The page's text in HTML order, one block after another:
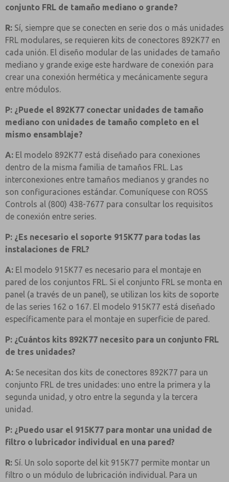
conjunto FRL de tamaño mediano o grande?
R: Sí, siempre que se conecten en serie dos o más unidades
FRL modulares, se requieren kits de conectores 892K77 en
cada unión. El diseño modular de las unidades de tamaño
mediano y grande exige este hardware de conexión para
crear una conexión hermética y mecánicamente segura
entre módulos.
P: ¿Puede el 892K77 conectar unidades de tamaño
mediano con unidades de tamaño completo en el
mismo ensamblaje?
A: El modelo 892K77 está diseñado para conexiones
dentro de la misma familia de tamaños FRL. Las
interconexiones entre tamaños medianos y grandes no
son configuraciones estándar. Comuníquese con ROSS
Controls al (800) 438-7677 para consultar los requisitos
de conexión entre series.
P: ¿Es necesario el soporte 915K77 para todas las
instalaciones de FRL?
A: El modelo 915K77 es necesario para el montaje en
pared de los conjuntos FRL. Si el conjunto FRL se monta en
panel (a través de un panel), se utilizan los kits de soporte
de las series 162 o 167. El modelo 915K77 está diseñado
específicamente para el montaje en superficie de pared.
P: ¿Cuántos kits 892K77 necesito para un conjunto FRL
de tres unidades?
A: Se necesitan dos kits de conectores 892K77 para un
conjunto FRL de tres unidades: uno entre la primera y la
segunda unidad, y otro entre la segunda y la tercera
unidad.
P: ¿Puedo usar el 915K77 para montar una unidad de
filtro o lubricador individual en una pared?
R: Sí. Un solo soporte del kit 915K77 permite montar un
filtro o un módulo de lubricación individual. Para un